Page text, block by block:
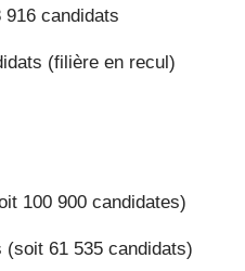
candidats
(filière en recul)
100 900 candidates)
61 535 candidats)